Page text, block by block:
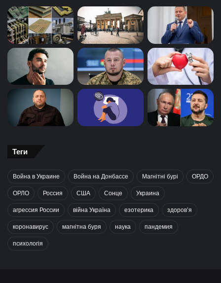
Теги
Война в Украине Война на Донбассе Магнітні бурі ОРДО
ОРЛО Россия США Сонце Украина
агрессия России війна Україна езотерика здоров’я
коронавирус магнітна буря наука пандемия
психологія